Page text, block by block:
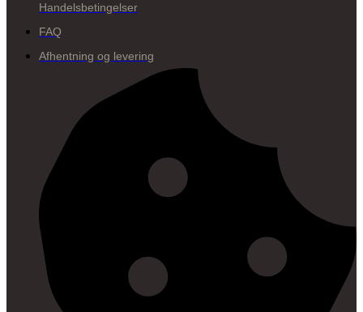
Handelsbetingelser
FAQ
Afhentning og levering